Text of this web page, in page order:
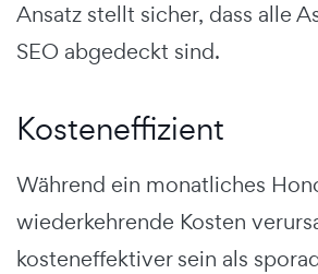
Ansatz stellt sicher, dass alle
SEO abgedeckt sind.
Kosteneffizient
Während ein monatliches
wiederkehrende Kosten
kosteneffektiver sein als